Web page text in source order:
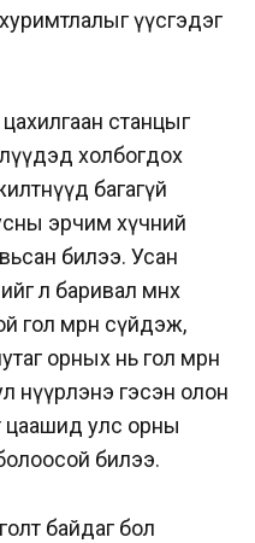
үүсгэдэг
станцыг
холбогдох
багагүй
эрчим хүчний
билээ. Усан
л баривал мөнөөх
гол мөрөн сүйдэж,
орных нь гол мөрөн
нүүрлэнэ гэсэн олон
цаашид улс орны
билээ.
байдаг бол